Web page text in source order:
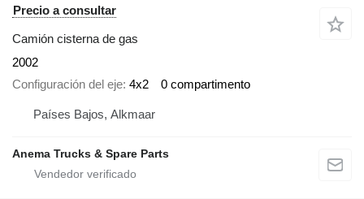
Precio a consultar
Camión cisterna de gas
2002
Configuración del eje 4x2 0 compartimento
Países Bajos, Alkmaar
Anema Trucks & Spare Parts